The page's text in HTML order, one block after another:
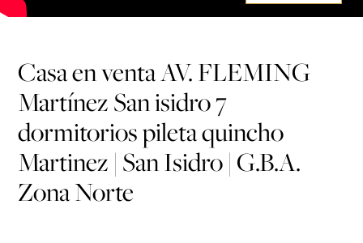
Casa en venta AV. FLEMING
Martínez San isidro 7
dormitorios pileta quincho
Martinez | San Isidro | G.B.A.
Zona Norte